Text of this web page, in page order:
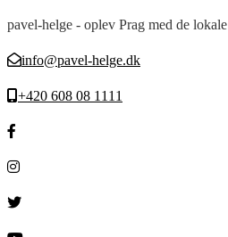
pavel-helge - oplev Prag med de lokale
info@pavel-helge.dk
+420 608 08 1111